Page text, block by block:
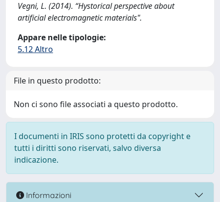
Vegni, L. (2014). “Hystorical perspective about
artificial electromagnetic materials".
Appare nelle tipologie:
5.12 Altro
File in questo prodotto:
Non ci sono file associati a questo prodotto.
I documenti in IRIS sono protetti da copyright e
tutti i diritti sono riservati, salvo diversa
indicazione.
Informazioni